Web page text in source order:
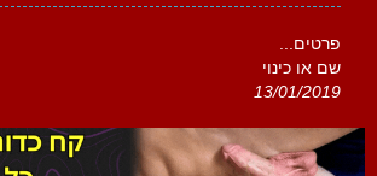
פרטים...
שם או כינוי
13/01/2019